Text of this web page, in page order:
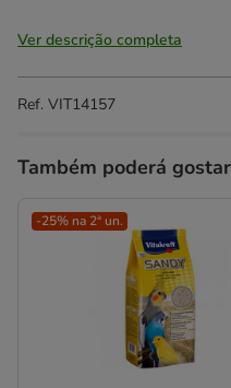
Ver descrição completa
Ref. VIT14157
Também poderá gostar
-25% na 2ª un.